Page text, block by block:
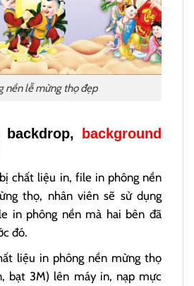
nền lễ mừng thọ đẹp
background
chất liệu in, file in phông nền
thọ, nhân viên sẽ sử dụng
in phông nền mà hai bên đã
đó.
liệu in phông nền mừng thọ
bạt 3M) lên máy in, nạp mực